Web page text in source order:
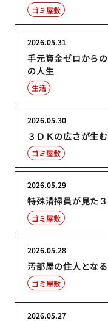
ゴミ屋敷
手元資金ゼロから
の人生
2026.05.31
生活
３ＤＫの広さが生
2026.05.30
ゴミ屋敷
特殊清掃員が見た
2026.05.29
ゴミ屋敷
汚部屋の住人とな
2026.05.28
ゴミ屋敷
2026.05.27